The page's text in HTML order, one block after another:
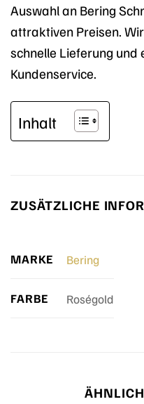
Auswahl an Bering
attraktiven Preisen.
schnelle Lieferung und
Kundenservice.
Inhalt
ZUSÄTZLICHE
MARKE Bering
FARBE Roségold